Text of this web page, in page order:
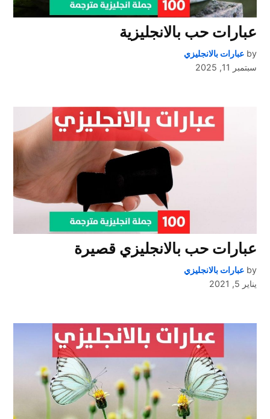
عبارات حب بالانجليزية
by عبارات بالانجليزي
سبتمبر 11, 2025
عبارات حب بالانجليزي قصيرة
by عبارات بالانجليزي
يناير 5, 2021